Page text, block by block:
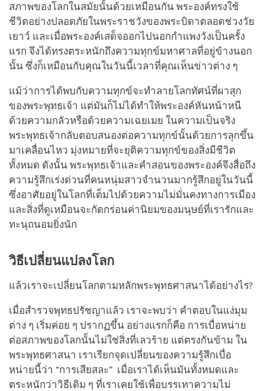
สภาพของโลกในสมัยนั้นด้วยเหมือนกัน พระองค์ทรงใช้
ชีวิตอย่างปลอดภัยในพระราชวังของพระบิดาตลอดช่วงวัย
เยาว์ และเมื่อพระองค์เสด็จออกไปนอกกำแพงวังเป็นครั้ง
แรก จึงได้ทรงตระหนักถึงความทุกข์มหาศาลที่อยู่ข้างนอก
นั้น ซึ่งก็เหมือนกับคุณในวันนี้เวลาที่คุณเห็นข่าวต่าง ๆ
แม้ว่าการได้พบกับความทุกข์จะทำลายโลกทัศน์ที่ผาสุก
ของพระพุทธเจ้า แต่มันก็ไม่ได้ทำให้พระองค์หันหน้าหนี
ด้วยความกลัวหรือด้วยความเฉยเมย ในความเป็นจริง
พระพุทธเจ้ากลับตอบสนองต่อความทุกข์นั้นด้วยการลุกขึ้น
มาเคลื่อนไหว มุ่งหมายที่จะยุติความทุกข์ของสิ่งมีชีวิต
ทั้งหมด ดังนั้น พระพุทธเจ้าและคำสอนของพระองค์จึงสื่อถึง
ความรู้สึกเร่งด่วนที่คนหนุ่มสาวจำนวนมากรู้สึกอยู่ในวันนี้
ซึ่งอาศัยอยู่ในโลกที่เต็มไปด้วยความไม่มั่นคงทางการเมือง
และสิ่งที่ดูเหมือนจะกัดกร่อนค่านิยมของมนุษย์ที่เรารักและ
ทะนุถนอมยิ่งนัก
วิธีเปลี่ยนแปลงโลก
แล้วเราจะเปลี่ยนโลกตามหลักพระพุทธศาสนาได้อย่างไร?
เมื่อสำรวจพุทธปรัชญาแล้ว เราจะพบว่า คำตอบในแง่มุม
ต่าง ๆ เริ่มค่อย ๆ ปรากฏขึ้น อย่างแรกก็คือ การเบื่อหน่าย
ต่อสภาพของโลกนั้นไม่ใช่สิ่งที่เลวร้าย แต่ตรงกันข้าม ใน
พระพุทธศาสนา เราเรียกจุดเปลี่ยนของความรู้สึกเบื่อ
หน่ายนี้ว่า “การเสียสละ” เมื่อเราได้เห็นมันทั้งหมดและ
ตระหนักว่าวิธีเดิม ๆ ที่เราเคยใช้เพื่อบรรเทาความไม่